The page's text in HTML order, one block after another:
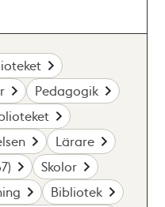
Pedagogik
Lärare
Skolor
Bibliotek